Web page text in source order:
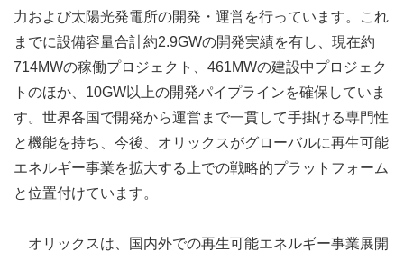
力および太陽光発電所の開発・運営を行っています。これ
までに設備容量合計約2.9GWの開発実績を有し、現在約
714MWの稼働プロジェクト、461MWの建設中プロジェク
トのほか、10GW以上の開発パイプラインを確保していま
す。世界各国で開発から運営まで一貫して手掛ける専門性
と機能を持ち、今後、オリックスがグローバルに再生可能
エネルギー事業を拡大する上での戦略的プラットフォーム
と位置付けています。
オリックスは、国内外での再生可能エネルギー事業展開